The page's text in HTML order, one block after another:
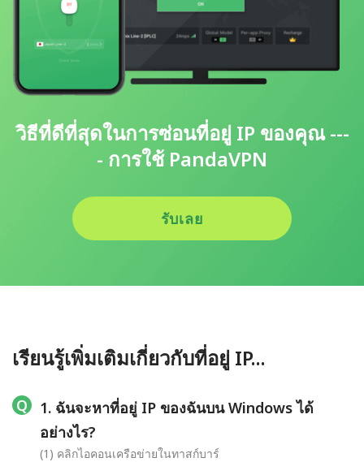
วิธีที่ดีที่สุดในการซ่อนที่อยู่ IP ของคุณ ---
- การใช้ PandaVPN
รับเลย
เรียนรู้เพิ่มเติมเกี่ยวกับที่อยู่ IP...
1. ฉันจะหาที่อยู่ IP ของฉันบน Windows ได้
อย่างไร?
(1) คลิกไอคอนเครือข่ายในทาสก์บาร์